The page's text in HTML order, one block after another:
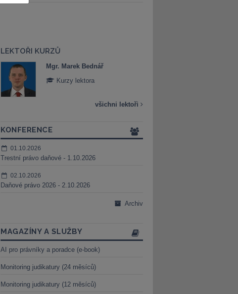
LEKTOŘI KURZŮ
Mgr. Marek Bednář
Kurzy lektora
všichni lektoři
KONFERENCE
01.10.2026
Trestní právo daňové - 1.10.2026
02.10.2026
Daňové právo 2026 - 2.10.2026
Archiv
MAGAZÍNY A SLUŽBY
AI pro právníky a poradce (e-book)
Monitoring judikatury (24 měsíců)
Monitoring judikatury (12 měsíců)